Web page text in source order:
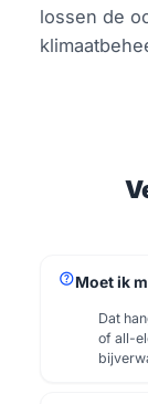
lossen de
helpMoet ik
Dat
of all-